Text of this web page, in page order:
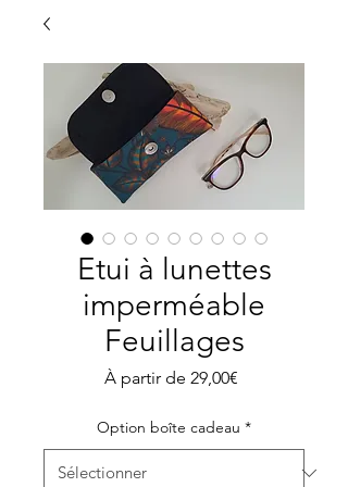
Etui à lunettes
imperméable
Feuillages
À partir de 29,00€
Option boîte cadeau *